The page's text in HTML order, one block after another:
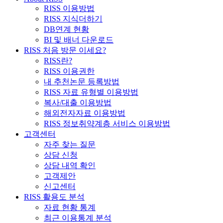
RISS 이용방법
RISS 지식더하기
DB연계 현황
BI 및 배너 다운로드
RISS 처음 방문 이세요?
RISS란?
RISS 이용권한
내 추천논문 등록방법
RISS 자료 유형별 이용방법
복사/대출 이용방법
해외전자자료 이용방법
RISS 정보취약계층 서비스 이용방법
고객센터
자주 찾는 질문
상담 신청
상담 내역 확인
고객제안
신고센터
RISS 활용도 분석
자료 현황 통계
최근 이용통계 분석